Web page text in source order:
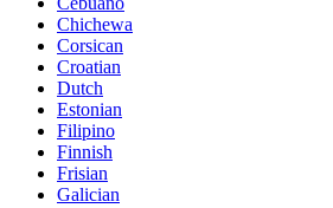
Chichewa
Corsican
Croatian
Dutch
Estonian
Filipino
Finnish
Frisian
Galician